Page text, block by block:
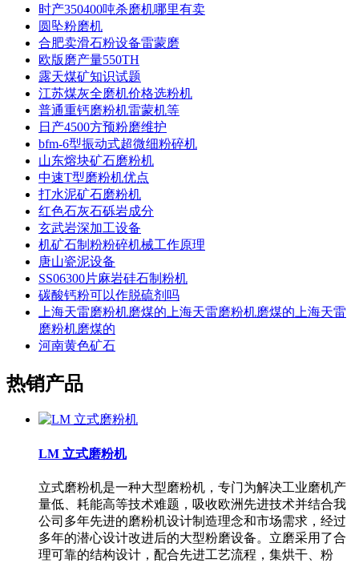
时产350400吨杀磨机哪里有卖
圆坠粉磨机
合肥卖滑石粉设备雷蒙磨
欧版磨产量550TH
露天煤矿知识试题
江苏煤灰全磨机价格选粉机
普通重钙磨粉机雷蒙机等
日产4500方预粉磨维护
bfm-6型振动式超微细粉碎机
山东熔块矿石磨粉机
中速T型磨粉机优点
打水泥矿石磨粉机
红色石灰石砾岩成分
玄武岩深加工设备
机矿石制粉粉碎机械工作原理
唐山瓷泥设备
SS06300片麻岩硅石制粉机
碳酸钙粉可以作脱硫剂吗
上海天雷磨粉机磨煤的上海天雷磨粉机磨煤的上海天雷
磨粉机磨煤的
河南黄色矿石
热销产品
LM 立式磨粉机
立式磨粉机是一种大型磨粉机，专门为解决工业磨机产
量低、耗能高等技术难题，吸收欧洲先进技术并结合我
公司多年先进的磨粉机设计制造理念和市场需求，经过
多年的潜心设计改进后的大型粉磨设备。立磨采用了合
理可靠的结构设计，配合先进工艺流程，集烘干、粉